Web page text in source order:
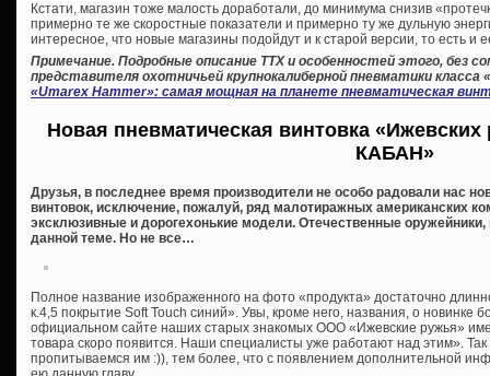
Кстати, магазин тоже малость доработали, до минимума снизив
примерно те же скоростные показатели и примерно ту же дульную
интересное, что новые магазины подойдут и к старой версии, то есть и
Примечание. Подробные описание ТТХ и особенностей этого, без
представителя охотничьей крупнокалиберной пневматики
«Umarex Hammer»: самая мощная на планете пневматическая
Новая пневматическая винтовка
КАБАН»
Друзья, в последнее время производители не особо радовали нас
винтовок, исключение, пожалуй, ряд малотиражных американских
эксклюзивные и дорогехонькие модели. Отечественные оружейники,
данной теме. Но не все…
Полное название изображенного на фото «продукта» достаточно
к.4,5 покрытие Soft Touch синий». Увы, кроме него, названия, о новинке
официальном сайте наших старых знакомых ООО «Ижевские ружья»
товара скоро появится. Наши специалисты уже работают над этим».
пропитываемся им :)), тем более, что с появлением дополнительной